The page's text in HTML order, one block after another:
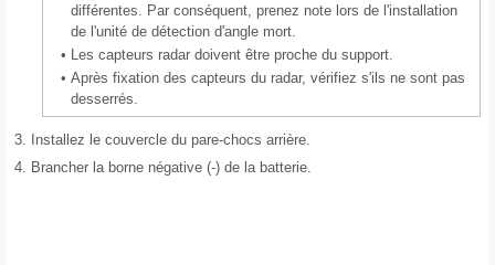
différentes. Par conséquent, prenez note lors de l'installation
de l'unité de détection d'angle mort.
• Les capteurs radar doivent être proche du support.
• Après fixation des capteurs du radar, vérifiez s'ils ne sont pas
desserrés.
3.
Installez le couvercle du pare-chocs arrière.
4. Brancher la borne négative (-) de la batterie.